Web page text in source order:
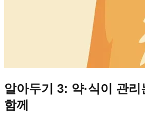
알아두기 3: 약·식이 관
함께